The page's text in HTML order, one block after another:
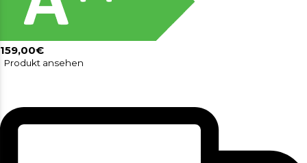
159,00€
Produkt ansehen